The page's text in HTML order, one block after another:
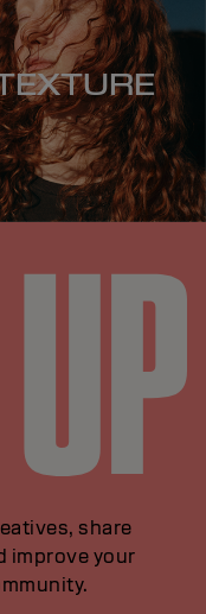
share
improve your